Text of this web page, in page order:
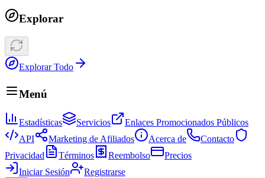
Explorar
Explorar Todo
Menú
Estadísticas Servicios
Enlaces Promocionados Públicos
API
Marketing de Afiliados Acerca de
Contacto
Privacidad
Términos Reembolso
Precios
Iniciar Sesión
Registrarse